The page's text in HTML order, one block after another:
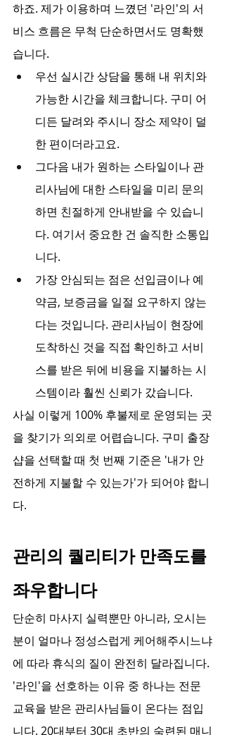
하죠. 제가 이용하며 느꼈던 '라인'의 서
비스 흐름은 무척 단순하면서도 명확했
습니다.
우선 실시간 상담을 통해 내 위치와
가능한 시간을 체크합니다. 구미 어
디든 달려와 주시니 장소 제약이 덜
한 편이더라고요.
그다음 내가 원하는 스타일이나 관
리사님에 대한 스타일을 미리 문의
하면 친절하게 안내받을 수 있습니
다. 여기서 중요한 건 솔직한 소통입
니다.
가장 안심되는 점은 선입금이나 예
약금, 보증금을 일절 요구하지 않는
다는 것입니다. 관리사님이 현장에
도착하신 것을 직접 확인하고 서비
스를 받은 뒤에 비용을 지불하는 시
스템이라 훨씬 신뢰가 갔습니다.
사실 이렇게 100% 후불제로 운영되는 곳
을 찾기가 의외로 어렵습니다. 구미 출장
샵을 선택할 때 첫 번째 기준은 '내가 안
전하게 지불할 수 있는가'가 되어야 합니
다.
관리의 퀄리티가 만족도를
좌우합니다
단순히 마사지 실력뿐만 아니라, 오시는
분이 얼마나 정성스럽게 케어해주시느냐
에 따라 휴식의 질이 완전히 달라집니다.
'라인'을 선호하는 이유 중 하나는 전문
교육을 받은 관리사님들이 온다는 점입
니다. 20대부터 30대 초반의 숙련된 매니